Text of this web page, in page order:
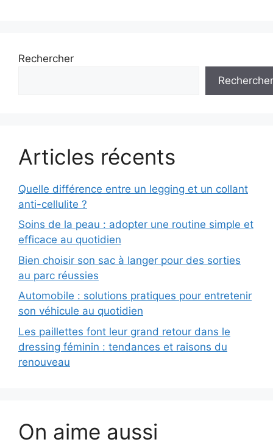
Rechercher
Rechercher
Articles récents
Quelle différence entre un legging et un collant
anti-cellulite ?
Soins de la peau : adopter une routine simple et
efficace au quotidien
Bien choisir son sac à langer pour des sorties
au parc réussies
Automobile : solutions pratiques pour entretenir
son véhicule au quotidien
Les paillettes font leur grand retour dans le
dressing féminin : tendances et raisons du
renouveau
On aime aussi